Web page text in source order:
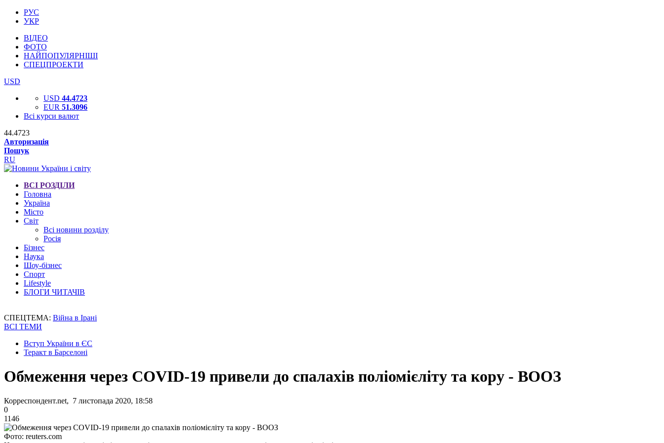
РУС
УКР
ВІДЕО
ФОТО
НАЙПОПУЛЯРНІШІ
СПЕЦПРОЕКТИ
USD
USD 44.4723
EUR 51.3096
Всі курси валют
44.4723
Авторизація
Пошук
RU
ВСІ РОЗДІЛИ
Головна
Україна
Місто
Світ
Всі новини розділу
Росія
Бізнес
Наука
Шоу-бізнес
Спорт
Lifestyle
БЛОГИ ЧИТАЧІВ
СПЕЦТЕМА: Війна в Ірані
ВСІ ТЕМИ
Вступ України в ЄС
Теракт в Барселоні
Обмеження через COVID-19 привели до спалахів поліомієліту та кору - ВООЗ
Корреспондент.net, 7 листопада 2020, 18:58
0
1146
Фото: reuters.com